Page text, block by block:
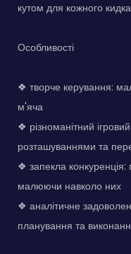
кутом для кожного
Особливості
❖ творче керування:
м'яча
❖ різноманітний
розташуваннями та
❖ запекла конкуренція:
малюючи навколо них
❖ аналітичне
планування та